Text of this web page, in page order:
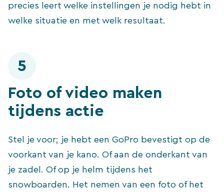
precies leert welke instellingen je nodig hebt in
welke situatie en met welk resultaat.
5
Foto of video maken
tijdens actie
Stel je voor; je hebt een GoPro bevestigt op de
voorkant van je kano. Of aan de onderkant van
je zadel. Of op je helm tijdens het
snowboarden. Het nemen van een foto of het